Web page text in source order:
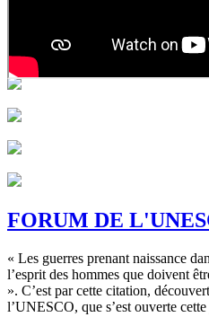
FORUM DE
« Les guerres prenant naissance
l’esprit des hommes que doivent
». C’est par cette citation,
l’UNESCO, que s’est ouverte